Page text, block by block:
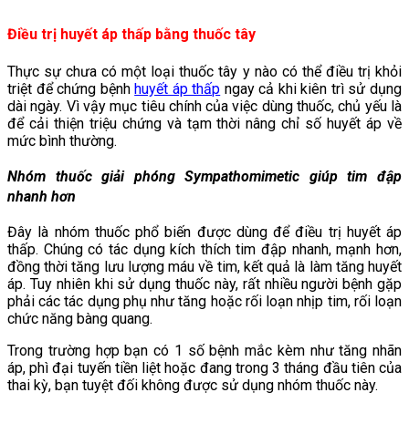
Điều trị huyết áp thấp bằng thuốc tây
Thực sự chưa có một loại thuốc tây y nào có thể điều trị khỏi
triệt để chứng bệnhhuyết áp thấp ngay cả khi kiên trì sử dụng
dài ngày. Vì vậy mục tiêu chính của việc dùng thuốc, chủ yếu là
để cải thiện triệu chứng và tạm thời nâng chỉ số huyết áp về
mức bình thường.
Nhóm thuốc giải phóng Sympathomimetic giúp tim đập
nhanh hơn
Đây là nhóm thuốc phổ biến được dùng để điều trị huyết áp
thấp. Chúng có tác dụng kích thích tim đập nhanh, mạnh hơn,
đồng thời tăng lưu lượng máu về tim, kết quả là làm tăng huyết
áp. Tuy nhiên khi sử dụng thuốc này, rất nhiều người bệnh gặp
phải các tác dụng phụ như tăng hoặc rối loạn nhịp tim, rối loạn
chức năng bàng quang.
Trong trường hợp bạn có 1 số bệnh mắc kèm như tăng nhãn
áp, phì đại tuyến tiền liệt hoặc đang trong 3 tháng đầu tiên của
thai kỳ, bạn tuyệt đối không được sử dụng nhóm thuốc này.